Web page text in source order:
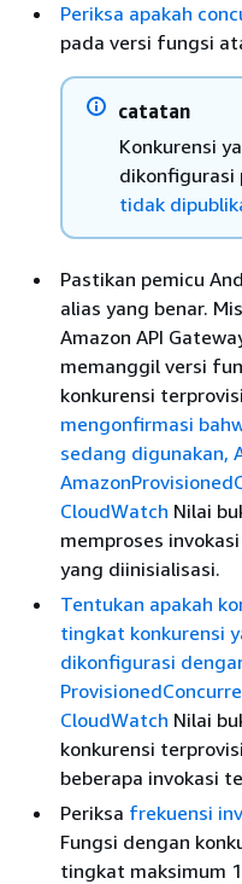
Periksa apakah
pada versi fungsi
catatan
Konkurensi
dikonfigurasi
tidak
Pastikan pemicu
alias yang benar.
Amazon API
memanggil versi
konkurensi
mengonfirmasi
sedang digunakan,
CloudWatch Nilai
memproses
yang diinisialisasi.
Tentukan apakah
tingkat konkurensi
dikonfigurasi
CloudWatch Nilai
konkurensi
beberapa invokasi
Periksa frekuensi
Fungsi dengan
tingkat maksimum